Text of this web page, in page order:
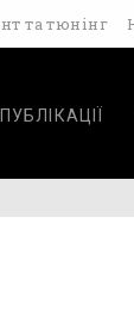
та тюнінг
ПУБЛІКАЦІЇ